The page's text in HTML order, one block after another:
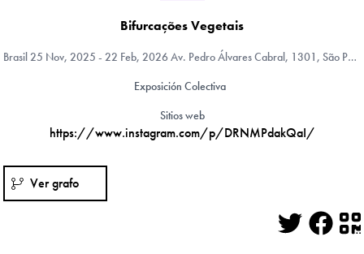
Bifurcações Vegetais
Brasil25 Nov, 2025 - 22 Feb, 2026 Av. Pedro Álvares Cabral, 1301, São Paulo, Sao Paulo, Brasil
Exposición Colectiva
Sitios web
https://www.instagram.com/p/DRNMPdakQaI/
Ver grafo